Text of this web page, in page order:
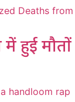
हुई